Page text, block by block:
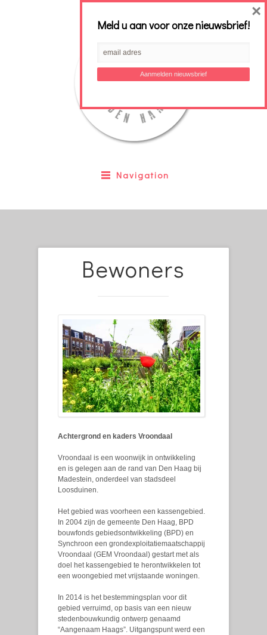
Navigation
Bewoners
Achtergrond en kaders Vroondaal
Vroondaal is een woonwijk in ontwikkeling
en is gelegen aan de rand van Den Haag bij
Madestein, onderdeel van stadsdeel
Loosduinen.
Het gebied was voorheen een kassengebied.
In 2004 zijn de gemeente Den Haag, BPD
bouwfonds gebiedsontwikkeling (BPD) en
Synchroon een grondexploitatiemaatschappij
Vroondaal (GEM Vroondaal) gestart met als
doel het kassengebied te herontwikkelen tot
een woongebied met vrijstaande woningen.
In 2014 is het bestemmingsplan voor dit
gebied verruimd, op basis van een nieuw
stedenbouwkundig ontwerp genaamd
“Aangenaam Haags”. Uitgangspunt werd een
Meld u aan voor onze nieuwsbrief!
×